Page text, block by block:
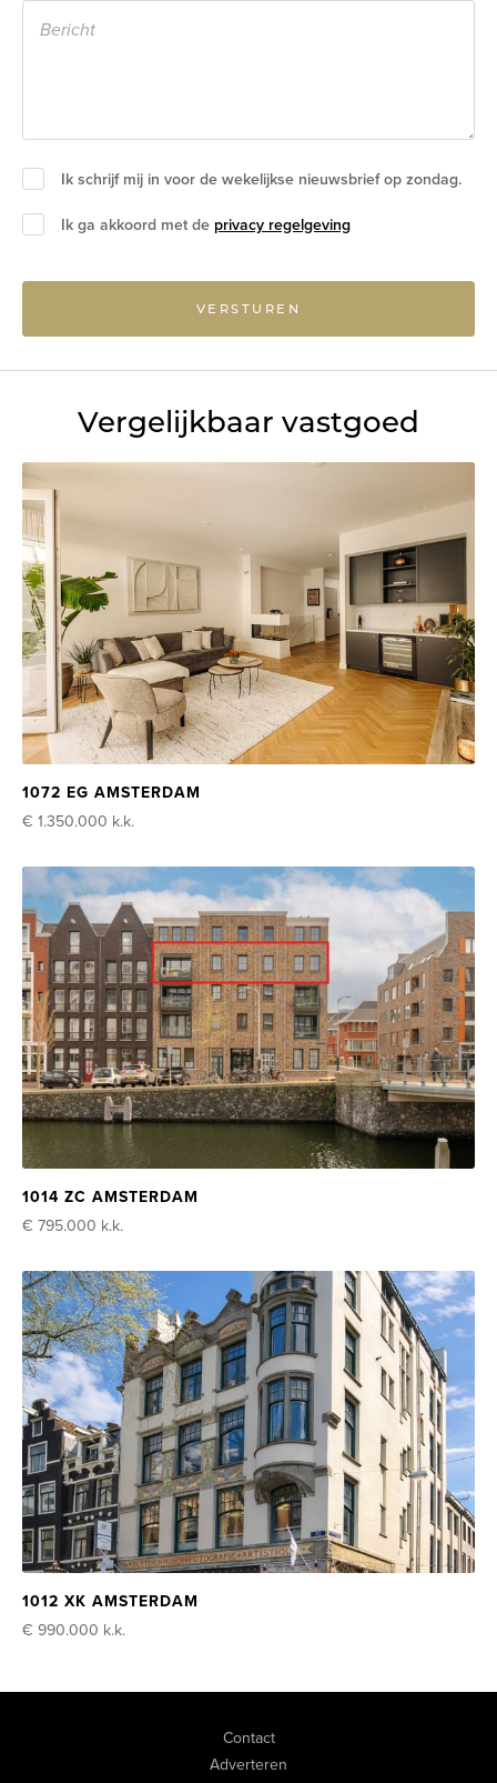
Ik schrijf mij in voor de wekelijkse nieuwsbrief op zondag.
Ik ga akkoord met de privacy regelgeving
VERSTUREN
Vergelijkbaar vastgoed
1072 EG AMSTERDAM
€ 1.350.000 k.k.
1014 ZC AMSTERDAM
€ 795.000 k.k.
1012 XK AMSTERDAM
€ 990.000 k.k.
Contact
Adverteren